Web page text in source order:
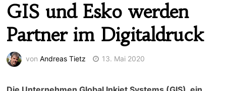
GIS und Esko werden
Partner im Digitaldruck
von Andreas Tietz 13. Mai 2020